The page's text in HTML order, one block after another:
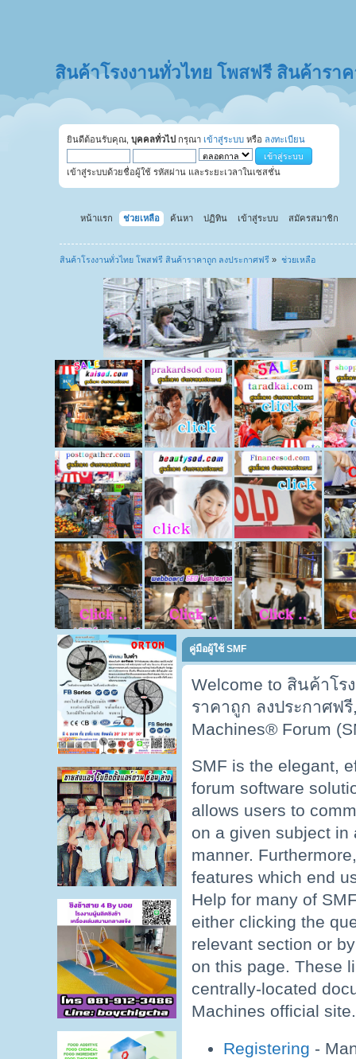
สินค้าโรงงานทั่วไทย โพสฟรี สินค้ารา
ยินดีต้อนรับคุณ, บุคคลทั่วไป กรุณา เข้าสู่ระบบ หรือ ลงทะเบียน
เข้าสู่ระบบด้วยชื่อผู้ใช้ รหัสผ่าน และระยะเวลาในเซสชั่น
หน้าแรก ช่วยเหลือ ค้นหา ปฏิทิน เข้าสู่ระบบ สมัครสมาชิก
สินค้าโรงงานทั่วไทย โพสฟรี สินค้าราคาถูก ลงประกาศฟรี » ช่วยเหลือ
คู่มือผู้ใช้ SMF
Welcome to สินค้าโ
ราคาถูก ลงประกาศฟ
Machines® Forum
SMF is the elegant,
forum software
allows users to
on a given subject in
manner.
features which end
Help for many of
either clicking the
relevant section or
on this page. These
centrally-located
Machines official site.
Registering -